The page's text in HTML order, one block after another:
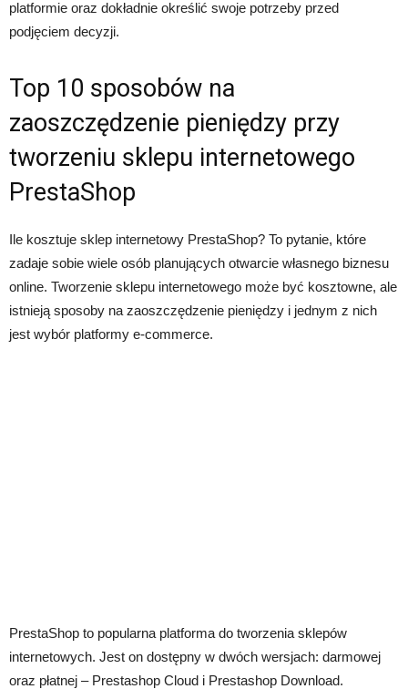
platformie oraz dokładnie określić swoje potrzeby przed
podjęciem decyzji.
Top 10 sposobów na
zaoszczędzenie pieniędzy przy
tworzeniu sklepu internetowego
PrestaShop
Ile kosztuje sklep internetowy PrestaShop? To pytanie, które
zadaje sobie wiele osób planujących otwarcie własnego biznesu
online. Tworzenie sklepu internetowego może być kosztowne, ale
istnieją sposoby na zaoszczędzenie pieniędzy i jednym z nich
jest wybór platformy e-commerce.
PrestaShop to popularna platforma do tworzenia sklepów
internetowych. Jest on dostępny w dwóch wersjach: darmowej
oraz płatnej – Prestashop Cloud i Prestashop Download.